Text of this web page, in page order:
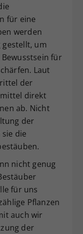
für eine
werden
gestellt, um
für
Laut
der
direkt
ab. Nicht
der
die
nicht genug
für uns
Pflanzen
auch wir
der